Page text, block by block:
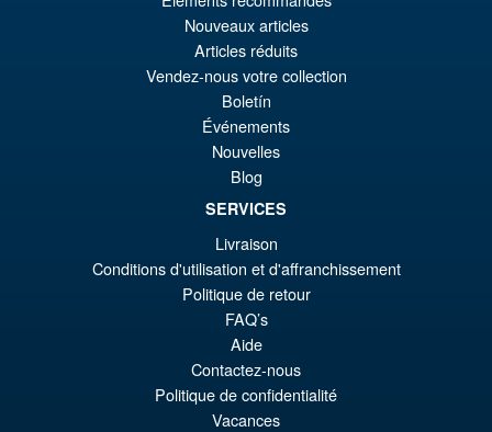
AJOUTER AU PANIER
S.H.Figuarts Dragon Ball Z
Frieza Fourth Form Action
Figure ( New Sculpt )
€36.82
PRÉ COMMANDE
Nouveaux articles
Articles réduits
Vendez-nous votre collection
Boletín
Événements
Nouvelles
Blog
SERVICES
Livraison
Conditions d'utilisation et d'affranchissement
Politique de retour
FAQ’s
Aide
Contactez-nous
Politique de confidentialité
Vacances